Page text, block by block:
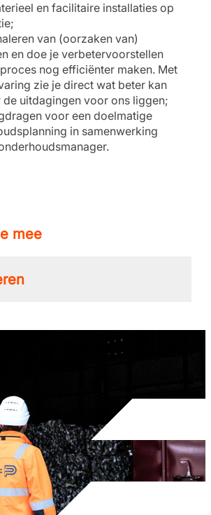
en facilitaire installaties op
van (oorzaken van)
en doe je verbetervoorstellen
nog efficiënter maken. Met
zie je direct wat beter kan
de uitdagingen voor ons liggen;
voor een doelmatige
in samenwerking
mee